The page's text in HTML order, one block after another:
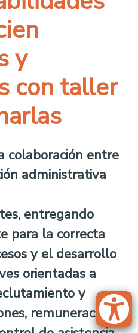
y
con taller
colaboración entre
administrativa
entregando
para la correcta
y el desarrollo
orientadas a
y
remuneraciones,